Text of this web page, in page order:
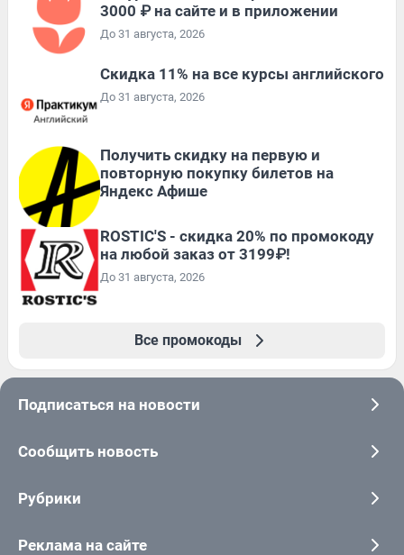
3000 ₽ на сайте и в приложении
До 31 августа, 2026
Скидка 11% на все курсы английского
До 31 августа, 2026
Получить скидку на первую и
повторную покупку билетов на
Яндекс Афише
ROSTIC'S - скидка 20% по промокоду
на любой заказ от 3199₽!
До 31 августа, 2026
Все промокоды
Подписаться на новости
Сообщить новость
Рубрики
Реклама на сайте